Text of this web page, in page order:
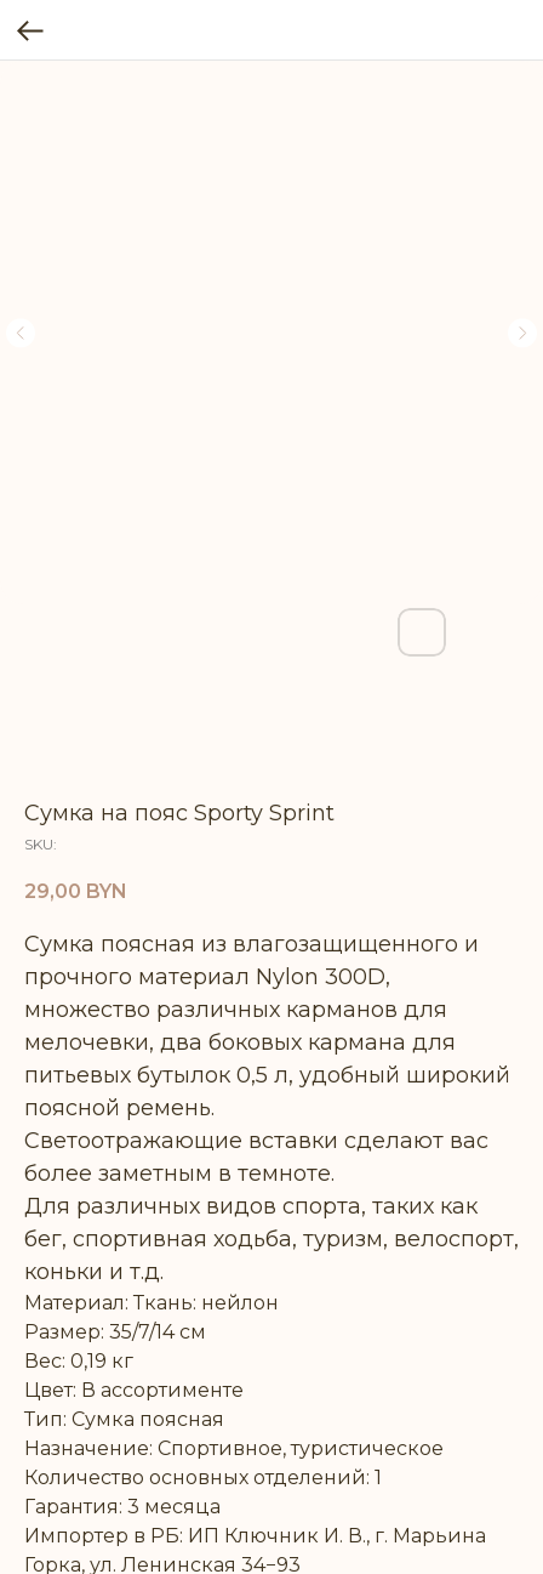
Сумка на пояс Sporty Sprint
SKU:
29,00 BYN
Сумка поясная из влагозащищенного и
прочного материал Nylon 300D,
множество различных карманов для
мелочевки, два боковых кармана для
питьевых бутылок 0,5 л, удобный широкий
поясной ремень.
Светоотражающие вставки сделают вас
более заметным в темноте.
Для различных видов спорта, таких как
бег, спортивная ходьба, туризм, велоспорт,
коньки и т.д.
Материал: Ткань: нейлон
Размер: 35/7/14 см
Вес: 0,19 кг
Цвет: В ассортименте
Тип: Сумка поясная
Назначение: Спортивное, туристическое
Количество основных отделений: 1
Гарантия: 3 месяца
Импортер в РБ: ИП Ключник И. В., г. Марьина
Горка, ул. Ленинская 34−93